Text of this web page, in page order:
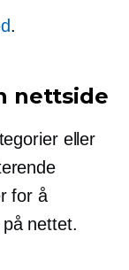
.
nettside
eller
for å
nettet.